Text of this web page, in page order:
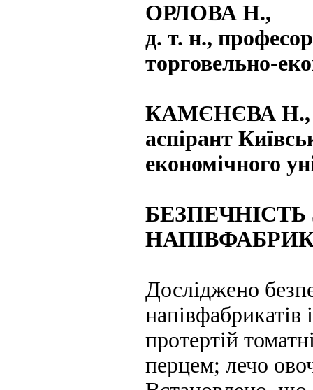
ОРЛОВА Н.,
д. т. н.,
торговельно-
КАМЄНЄВА Н.,
аспірант
економічного
Досліджено
напівфабрикатів
протертій
перцем; лечо